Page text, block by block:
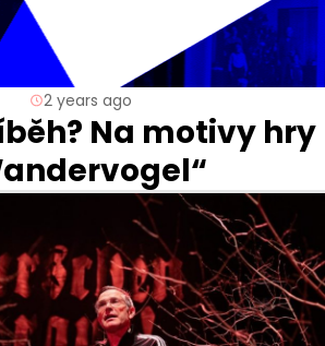
2 years ago
Na motivy hry